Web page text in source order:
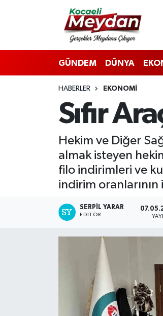
GÜNDEM DÜNYA
HABERLER EKONOMİ
Sıfır
Hekim ve Diğer
almak isteyen
filo indirimleri ve
indirim
SERPİL YARAR
EDITÖR
Nöbetçi Eczaneler
Hava Durumu
Trafik Durumu
Süper Lig Puan Durumu ve Fikstür
Tüm Manşetler
Son Dakika Haberleri